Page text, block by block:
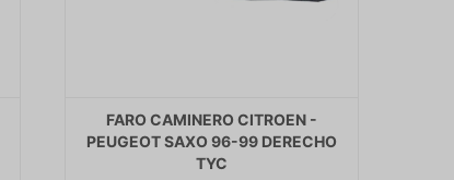
FARO CAMINERO CITROEN -
PEUGEOT SAXO 96-99 DERECHO
TYC